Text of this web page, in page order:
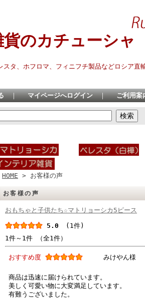
貨のカチューシャ
スタ、ホフロマ、フィニフチ製品などロシア直
｜ マイページへログイン ｜ ご利用案
HOME > お客様の声
お客様の声
おもちゃと子供たち☆マトリョーシカ5ピース
5.0 (1件)
1件～1件 （全1件）
おすすめ度 みけやん様
商品は迅速に届けられています。
美しく可愛い物に大変満足しています。
有難うございました。